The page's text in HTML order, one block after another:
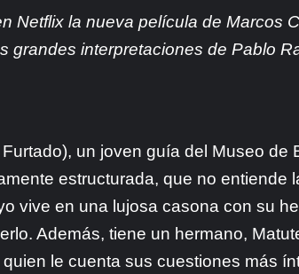
Netflix la nueva película de Marcos
grandes interpretaciones de Pablo
un joven guía del Museo de
estructurada, que no entiende
vive en una lujosa casona con su
Además, tiene un hermano,
le cuenta sus cuestiones más